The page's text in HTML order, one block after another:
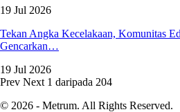
19 Jul 2026
Tekan Angka Kecelakaan, Komunitas
Gencarkan…
19 Jul 2026
Prev Next 1 daripada 204
© 2026 - Metrum. All Rights Reserved.